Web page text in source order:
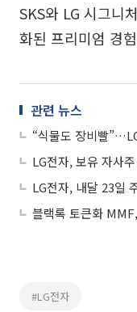
SKS와 LG 시그니
화된 프리미엄 경
관련 뉴스
LG전자, 보유 자사
블랙록 토큰화
#LG전자